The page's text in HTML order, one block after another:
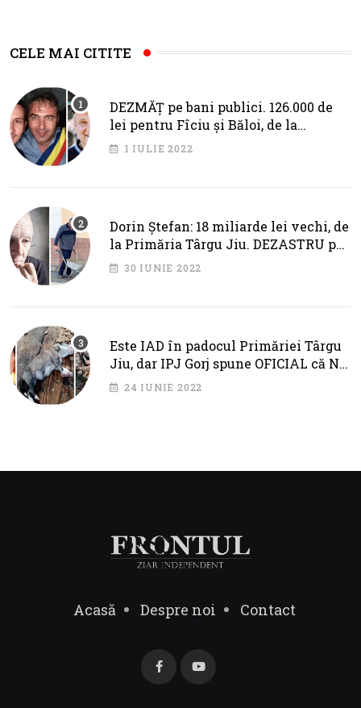
CELE MAI CITITE
DEZMĂȚ pe bani publici. 126.000 de
lei pentru Fîciu și Băloi, de la
primarul Cotojman
1 IULIE 2022
Dorin Ștefan: 18 miliarde lei vechi, de
la Primăria Târgu Jiu. DEZASTRU pe
AXA BRÂNCUȘI
30 IUNIE 2022
Este IAD în padocul Primăriei Târgu
Jiu, dar IPJ Gorj spune OFICIAL că NU
SUNT PROBLEME!
24 IUNIE 2022
Acasă Despre noi Contact